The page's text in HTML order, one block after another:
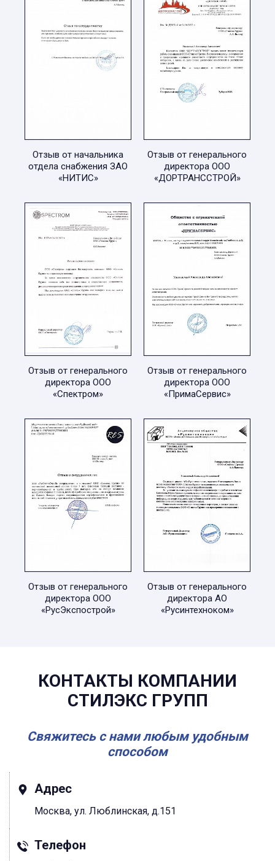
Отзыв от начальника
отдела снабжения ЗАО
«НИТИС»
Отзыв от генерального
директора ООО
«ДОРТРАНССТРОЙ»
Отзыв от генерального
директора ООО
«Спектром»
Отзыв от генерального
директора ООО
«ПримаСервис»
Отзыв от генерального
директора ООО
«РусЭкспострой»
Отзыв от генерального
директора АО
«Русинтехноком»
КОНТАКТЫ КОМПАНИИ
СТИЛЭКС ГРУПП
Свяжитесь с нами любым удобным
способом
Адрес
Москва, ул. Люблинская, д.151
Телефон